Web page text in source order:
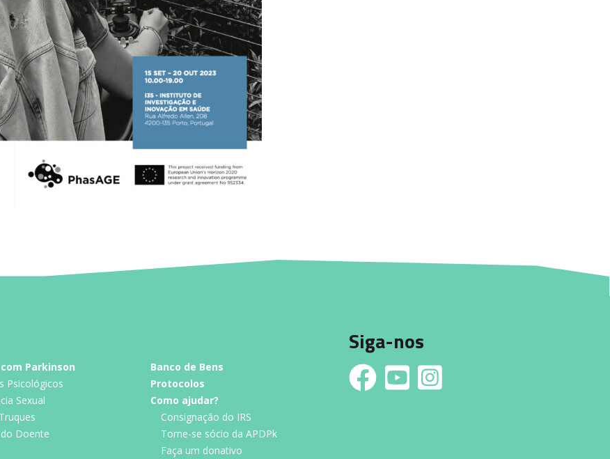
Parkinson
Psicológicos
Sexual
Doente
Banco de Bens
Protocolos
Como ajudar?
Consignação do IRS
Torne-se sócio da APDPk
Faça um donativo
Siga-nos